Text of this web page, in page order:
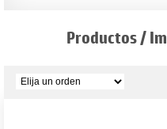
Productos/